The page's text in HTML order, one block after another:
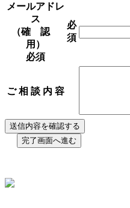
メールアドレ
ス
（確 認
用）
必須
必
須
ご 相 談 内 容